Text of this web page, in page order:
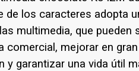
de los caracteres adopta
multimedia, que pueden
comercial, mejorar en
y garantizar una vida útil